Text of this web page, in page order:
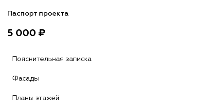
Паспорт проекта
5 000 ₽
Пояснительная записка
Фасады
Планы этажей